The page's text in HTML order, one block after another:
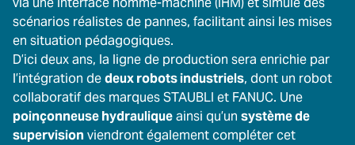
scénarios réalistes de pannes, facilitant ainsi les mises
en situation pédagogiques.
D’ici deux ans, la ligne de production sera enrichie par
l’intégration dedeux robots industriels, dont un robot
collaboratif des marques STAUBLI et FANUC. Une
poinçonneuse hydrauliqueainsi qu’un système de
supervisionviendront également compléter cet